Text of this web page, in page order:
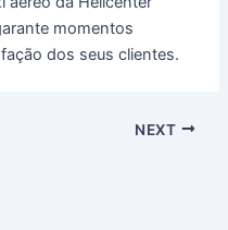
momentos
dos seus clientes.
NEXT